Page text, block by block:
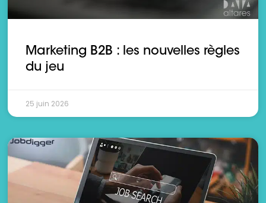
Marketing B2B : les nouvelles règles
du jeu
25 juin 2026